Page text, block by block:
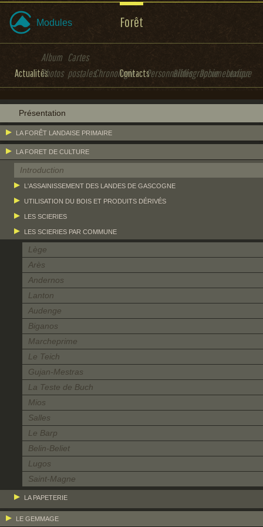
Modules Forêt
Actualités
Album
Photos
Cartes
postalesChronologieContactsPersonnalitésBibliographieDocumentation
Lexique
Présentation
LA FORÊT LANDAISE PRIMAIRE
LA FORET DE CULTURE
Introduction
L'ASSAINISSEMENT DES LANDES DE GASCOGNE
UTILISATION DU BOIS ET PRODUITS DÉRIVÉS
LES SCIERIES
LES SCIERIES PAR COMMUNE
Lège
Arès
Andernos
Lanton
Audenge
Biganos
Marcheprime
Le Teich
Gujan-Mestras
La Teste de Buch
Mios
Salles
Le Barp
Belin-Beliet
Lugos
Saint-Magne
LA PAPETERIE
LE GEMMAGE